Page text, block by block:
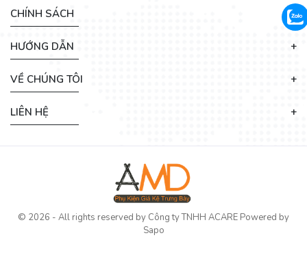
CHÍNH SÁCH
HƯỚNG DẪN
VỀ CHÚNG TÔI
LIÊN HỆ
© 2026 - All rights reserved by Công ty TNHH ACARE Powered by
Sapo